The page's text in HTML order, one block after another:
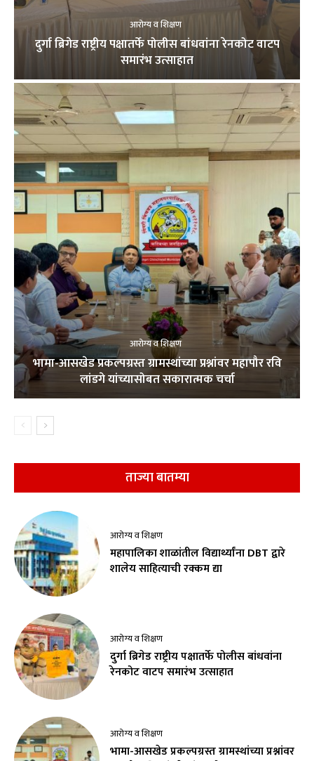
आरोग्य व शिक्षण
दुर्गा ब्रिगेड राष्ट्रीय पक्षातर्फे पोलीस बांधवांना रेनकोट वाटप
समारंभ उत्साहात
आरोग्य व शिक्षण
भामा-आसखेड प्रकल्पग्रस्त ग्रामस्थांच्या प्रश्नांवर महापौर रवि
लांडगे यांच्यासोबत सकारात्मक चर्चा
ताज्या बातम्या
आरोग्य व शिक्षण
महापालिका शाळांतील विद्यार्थ्यांना DBT द्वारे
शालेय साहित्याची रक्कम द्या
आरोग्य व शिक्षण
दुर्गा ब्रिगेड राष्ट्रीय पक्षातर्फे पोलीस बांधवांना
रेनकोट वाटप समारंभ उत्साहात
आरोग्य व शिक्षण
भामा-आसखेड प्रकल्पग्रस्त ग्रामस्थांच्या प्रश्नांवर